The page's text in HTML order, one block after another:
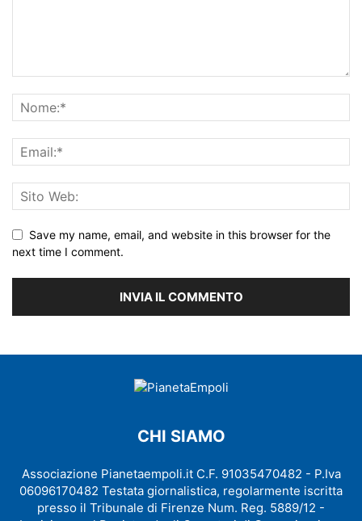
Save my name, email, and website in this browser for the
next time I comment.
CHI SIAMO
Associazione Pianetaempoli.it C.F. 91035470482 - P.Iva
06096170482 Testata giornalistica, regolarmente iscritta
presso il Tribunale di Firenze Num. Reg. 5889/12 -